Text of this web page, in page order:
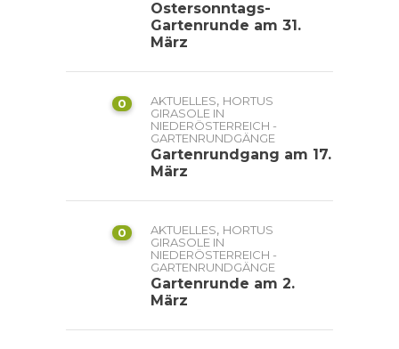
Ostersonntags-
Gartenrunde am 31.
März
0 AKTUELLES, HORTUS
GIRASOLE IN
NIEDERÖSTERREICH -
GARTENRUNDGÄNGE
Gartenrundgang am 17.
März
0 AKTUELLES, HORTUS
GIRASOLE IN
NIEDERÖSTERREICH -
GARTENRUNDGÄNGE
Gartenrunde am 2.
März